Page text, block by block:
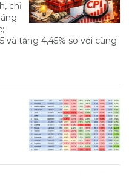
chỉ
và tăng 4,45% so với cùng